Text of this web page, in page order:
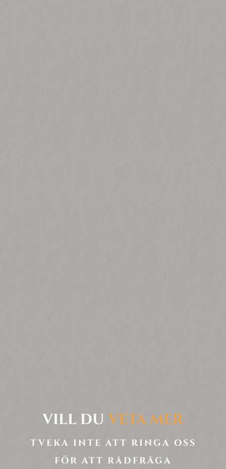
VILL DU VETA MER
TVEKA INTE ATT RINGA OSS
FÖR ATT RÅDFRÅGA